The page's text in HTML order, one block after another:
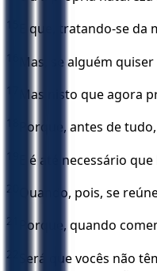
15 E que, tratando-se
16 Mas, se alguém
17 Mas nisto que agora
18 Porque, antes de
19 E é até necessário
20 Quando, pois, se
21 Porque, quando
22
Será que vocês não